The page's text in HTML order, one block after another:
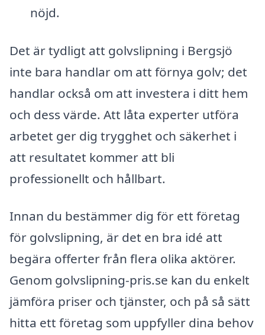
nöjd.
Det är tydligt att golvslipning i Bergsjö
inte bara handlar om att förnya golv; det
handlar också om att investera i ditt hem
och dess värde. Att låta experter utföra
arbetet ger dig trygghet och säkerhet i
att resultatet kommer att bli
professionellt och hållbart.
Innan du bestämmer dig för ett företag
för golvslipning, är det en bra idé att
begära offerter från flera olika aktörer.
Genom golvslipning-pris.se kan du enkelt
jämföra priser och tjänster, och på så sätt
hitta ett företag som uppfyller dina behov